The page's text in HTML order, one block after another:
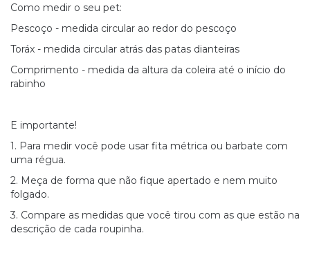
Como medir o seu pet:
Pescoço - medida circular ao redor do pescoço
Toráx - medida circular atrás das patas dianteiras
Comprimento - medida da altura da coleira até o início do
rabinho
E importante!
1. Para medir você pode usar fita métrica ou barbate com
uma régua.
2. Meça de forma que não fique apertado e nem muito
folgado.
3. Compare as medidas que você tirou com as que estão na
descrição de cada roupinha.